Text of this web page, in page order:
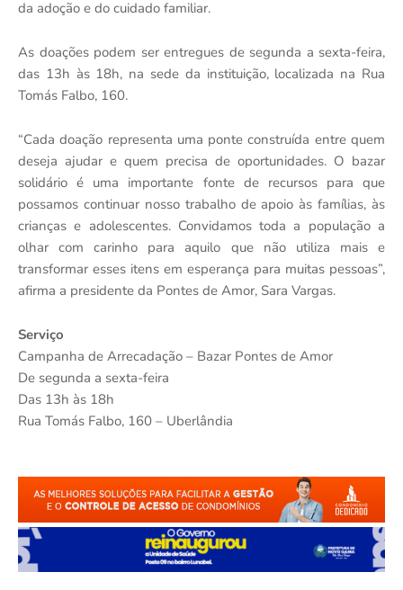
da adoção e do cuidado familiar.
As doações podem ser entregues de segunda a sexta-feira,
das 13h às 18h, na sede da instituição, localizada na Rua
Tomás Falbo, 160.
“Cada doação representa uma ponte construída entre quem
deseja ajudar e quem precisa de oportunidades. O bazar
solidário é uma importante fonte de recursos para que
possamos continuar nosso trabalho de apoio às famílias, às
crianças e adolescentes. Convidamos toda a população a
olhar com carinho para aquilo que não utiliza mais e
transformar esses itens em esperança para muitas pessoas”,
afirma a presidente da Pontes de Amor, Sara Vargas.
Serviço
Campanha de Arrecadação – Bazar Pontes de Amor
De segunda a sexta-feira
Das 13h às 18h
Rua Tomás Falbo, 160 – Uberlândia